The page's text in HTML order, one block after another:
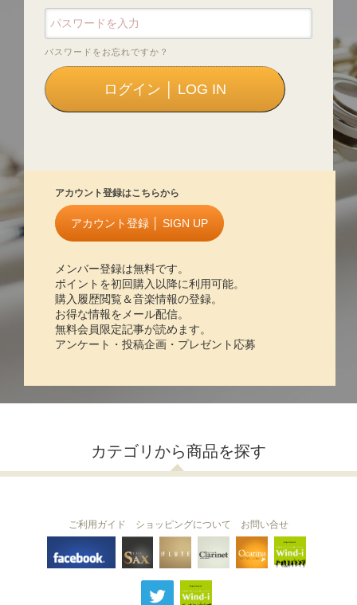
パスワードをお忘れですか？
アカウント登録はこちらから
アカウント登録 │ SIGN UP
メンバー登録は無料です。
ポイントを初回購入以降に利用可能。
購入履歴閲覧＆音楽情報の登録。
お得な情報をメール配信。
無料会員限定記事が読めます。
アンケート・投稿企画・プレゼント応募
カテゴリから商品を探す
THE SAX The Clarinet
ご利用ガイド ショッピングについて お問い合せ